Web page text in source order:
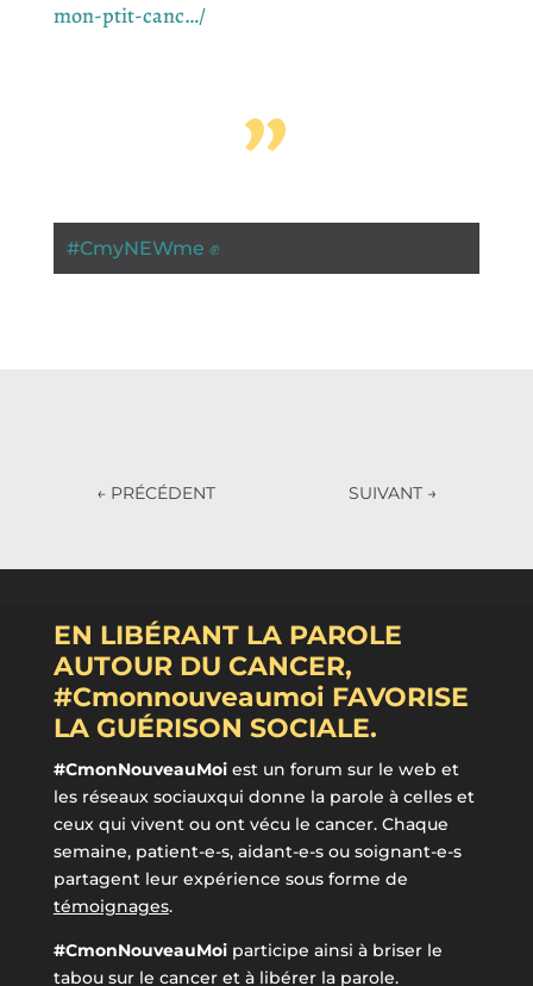
mon-ptit-canc…/
”
#CmyNEWme ✊
← PRÉCÉDENT SUIVANT →
EN LIBÉRANT LA PAROLE
AUTOUR DU CANCER,
#Cmonnouveaumoi FAVORISE
LA GUÉRISON SOCIALE.
#CmonNouveauMoiest un forum sur le web et
les réseaux sociauxqui donne la parole à celles et
ceux qui vivent ou ont vécu le cancer. Chaque
semaine, patient-e-s, aidant-e-s ou soignant-e-s
partagent leur expérience sous forme de
témoignages.
#CmonNouveauMoiparticipe ainsi à briser le
tabou sur le cancer et à libérer la parole.